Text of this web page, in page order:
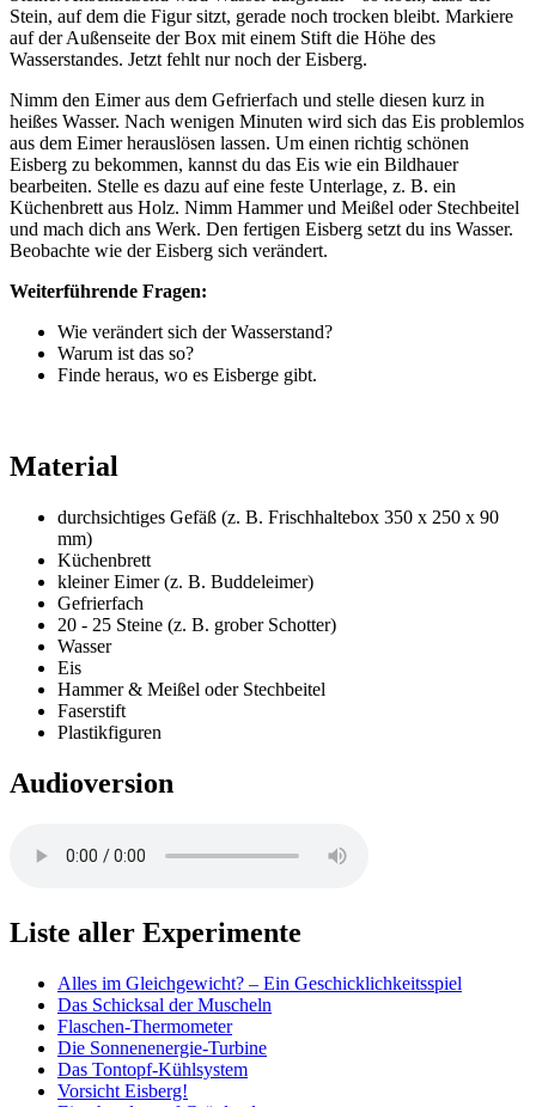
Stein, auf dem die Figur sitzt, gerade noch trocken bleibt. Markiere
auf der Außenseite der Box mit einem Stift die Höhe des
Wasserstandes. Jetzt fehlt nur noch der Eisberg.
Nimm den Eimer aus dem Gefrierfach und stelle diesen kurz in
heißes Wasser. Nach wenigen Minuten wird sich das Eis problemlos
aus dem Eimer herauslösen lassen. Um einen richtig schönen
Eisberg zu bekommen, kannst du das Eis wie ein Bildhauer
bearbeiten. Stelle es dazu auf eine feste Unterlage, z. B. ein
Küchenbrett aus Holz. Nimm Hammer und Meißel oder Stechbeitel
und mach dich ans Werk. Den fertigen Eisberg setzt du ins Wasser.
Beobachte wie der Eisberg sich verändert.
Weiterführende Fragen:
Wie verändert sich der Wasserstand?
Warum ist das so?
Finde heraus, wo es Eisberge gibt.
Material
durchsichtiges Gefäß (z. B. Frischhaltebox 350 x 250 x 90
mm)
Küchenbrett
kleiner Eimer (z. B. Buddeleimer)
Gefrierfach
20 - 25 Steine (z. B. grober Schotter)
Wasser
Eis
Hammer & Meißel oder Stechbeitel
Faserstift
Plastikfiguren
Audioversion
Liste aller Experimente
Alles im Gleichgewicht? – Ein Geschicklichkeitsspiel
Das Schicksal der Muscheln
Flaschen-Thermometer
Die Sonnenenergie-Turbine
Das Tontopf-Kühlsystem
Vorsicht Eisberg!